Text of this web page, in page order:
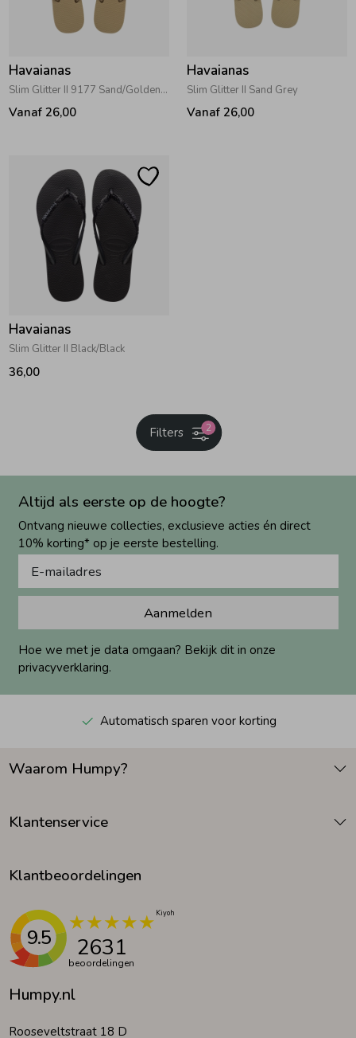
Havaianas
Slim Glitter II 9177 Sand/Golden Light Metalico
Vanaf 26,00
Havaianas
Slim Glitter II Sand Grey
Vanaf 26,00
Havaianas
Slim Glitter II Black/Black
36,00
2
Filters
Altijd als eerste op de hoogte?
Ontvang nieuwe collecties, exclusieve acties én direct
10% korting* op je eerste bestelling.
Aanmelden
Hoe we met je data omgaan? Bekijk dit in onze
privacyverklaring.
Automatisch sparen voor korting
Humpy.nl
Rooseveltstraat 18 D
Waarom Humpy?
Klantenservice
Klantbeoordelingen
9.5 2631
beoordelingen